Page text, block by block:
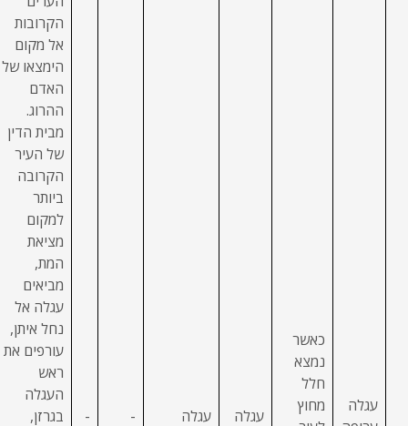
עגלה
כאשר
נמצא
חלל
מחוץ
עגלה עגלה -
-
הקרובות
אל מקום
הימצאו של
האדם
ההרוג.
מבית הדין
של העיר
הקרובה
ביותר
למקום
מציאת
המת,
מביאים
עגלה אל
נחל איתן,
עורפים את
ראש
העגלה
בגרזן,